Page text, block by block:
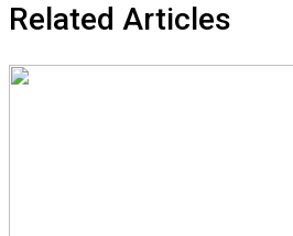
Related Articles